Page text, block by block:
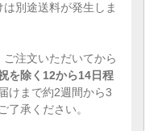
別途送料が発生しま
注文いただいてから
を除く12から14日程
けまで約2週間から3
了承ください。